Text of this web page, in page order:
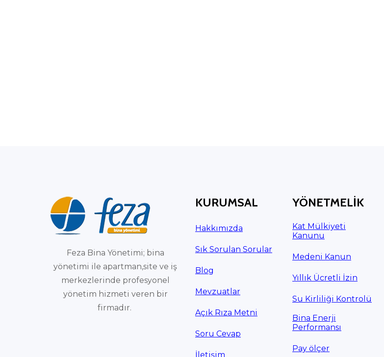
Feza Bina Yönetimi; bina
yönetimi ile apartman,site ve iş
merkezlerinde profesyonel
yönetim hizmeti veren bir
firmadır.
KURUMSAL
Hakkımızda
Sık Sorulan Sorular
Blog
Mevzuatlar
Açık Rıza Metni
Soru Cevap
İletişim
YÖNETMELİK
Kat Mülkiyeti
Kanunu
Medeni Kanun
Yıllık Ücretli İzin
Su Kirliliği Kontrolü
Bina Enerji
Performansı
Pay ölçer